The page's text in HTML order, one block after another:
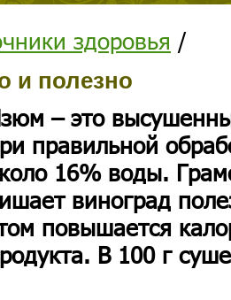
здоровья /
и полезно
– это
правильной
16% воды.
виноград
повышается
В 100 г